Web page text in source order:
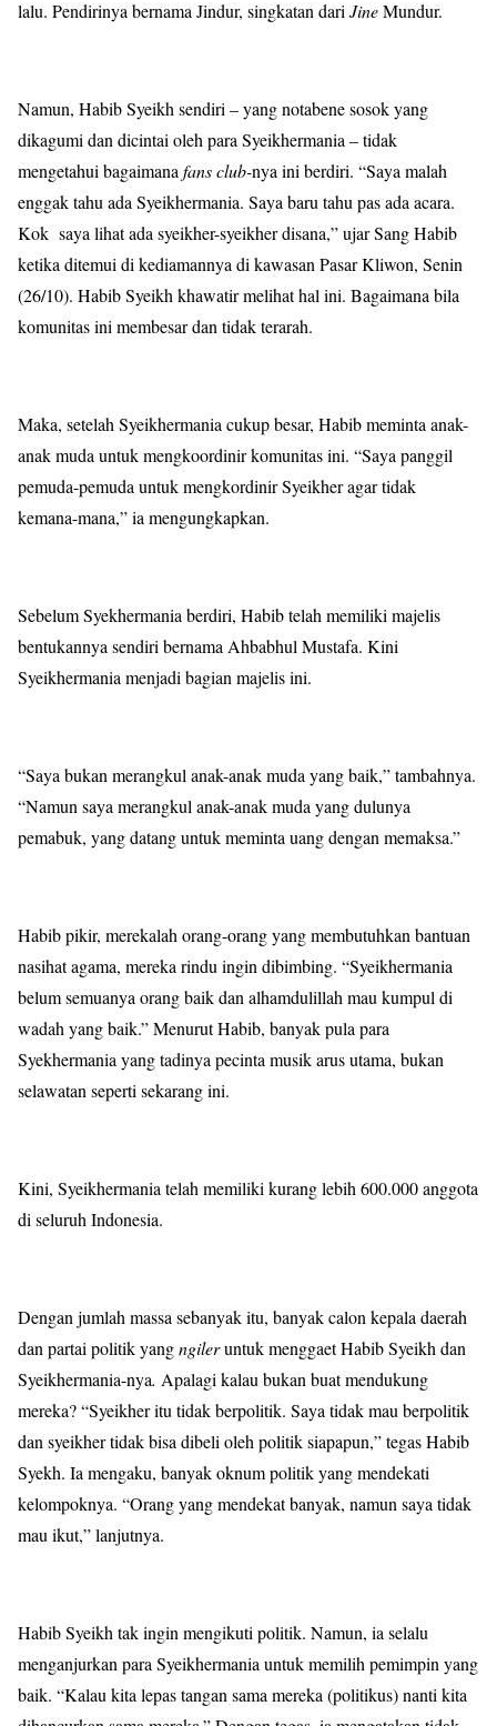
lalu. Pendirinya bernama Jindur, singkatan dariJineMundur.
Namun, Habib Syeikh sendiri – yang notabene sosok yang
dikagumi dan dicintai oleh para Syeikhermania – tidak
mengetahui bagaimanafans club-nya ini berdiri. “Saya malah
enggak tahu ada Syeikhermania. Saya baru tahu pas ada acara.
Kok saya lihat ada syeikher-syeikher disana,” ujar Sang Habib
ketika ditemui di kediamannya di kawasan Pasar Kliwon, Senin
(26/10). Habib Syeikh khawatir melihat hal ini. Bagaimana bila
komunitas ini membesar dan tidak terarah.
Maka, setelah Syeikhermania cukup besar, Habib meminta anak-
anak muda untuk mengkoordinir komunitas ini. “Saya panggil
pemuda-pemuda untuk mengkordinir Syeikher agar tidak
kemana-mana,” ia mengungkapkan.
Sebelum Syekhermania berdiri, Habib telah memiliki majelis
bentukannya sendiri bernama Ahbabhul Mustafa. Kini
Syeikhermania menjadi bagian majelis ini.
“Saya bukan merangkul anak-anak muda yang baik,” tambahnya.
“Namun saya merangkul anak-anak muda yang dulunya
pemabuk, yang datang untuk meminta uang dengan memaksa.”
Habib pikir, merekalah orang-orang yang membutuhkan bantuan
nasihat agama, mereka rindu ingin dibimbing. “Syeikhermania
belum semuanya orang baik dan alhamdulillah mau kumpul di
wadah yang baik.” Menurut Habib, banyak pula para
Syekhermania yang tadinya pecinta musik arus utama, bukan
selawatan seperti sekarang ini.
Kini, Syeikhermania telah memiliki kurang lebih 600.000 anggota
di seluruh Indonesia.
Dengan jumlah massa sebanyak itu, banyak calon kepala daerah
dan partai politik yangngileruntuk menggaet Habib Syeikh dan
Syeikhermania-nya. Apalagi kalau bukan buat mendukung
mereka? “Syeikher itu tidak berpolitik. Saya tidak mau berpolitik
dan syeikher tidak bisa dibeli oleh politik siapapun,” tegas Habib
Syekh. Ia mengaku, banyak oknum politik yang mendekati
kelompoknya. “Orang yang mendekat banyak, namun saya tidak
mau ikut,” lanjutnya.
Habib Syeikh tak ingin mengikuti politik. Namun, ia selalu
menganjurkan para Syeikhermania untuk memilih pemimpin yang
baik. “Kalau kita lepas tangan sama mereka (politikus) nanti kita